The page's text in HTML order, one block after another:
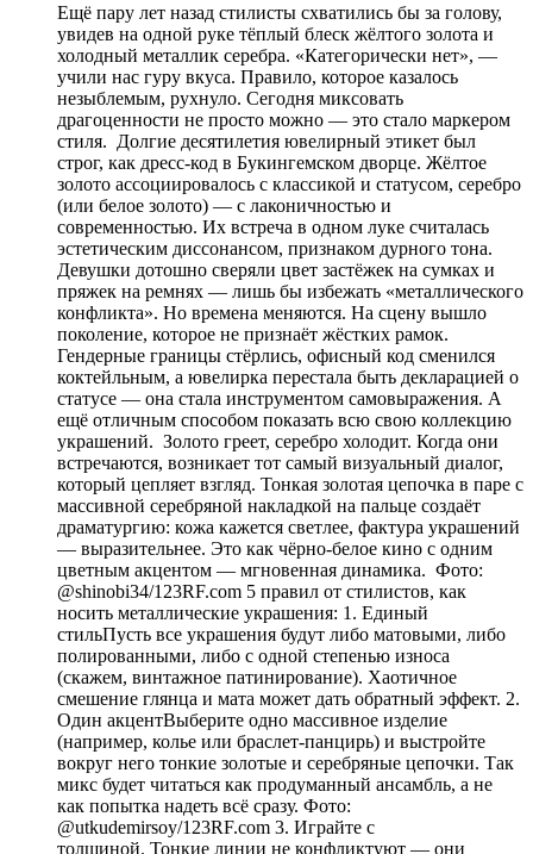
Ещё пару лет назад стилисты схватились бы за голову,
увидев на одной руке тёплый блеск жёлтого золота и
холодный металлик серебра. «Категорически нет», —
учили нас гуру вкуса. Правило, которое казалось
незыблемым, рухнуло. Сегодня миксовать
драгоценности не просто можно — это стало маркером
стиля. Долгие десятилетия ювелирный этикет был
строг, как дресс-код в Букингемском дворце. Жёлтое
золото ассоциировалось с классикой и статусом, серебро
(или белое золото) — с лаконичностью и
современностью. Их встреча в одном луке считалась
эстетическим диссонансом, признаком дурного тона.
Девушки дотошно сверяли цвет застёжек на сумках и
пряжек на ремнях — лишь бы избежать «металлического
конфликта». Но времена меняются. На сцену вышло
поколение, которое не признаёт жёстких рамок.
Гендерные границы стёрлись, офисный код сменился
коктейльным, а ювелирка перестала быть декларацией о
статусе — она стала инструментом самовыражения. А
ещё отличным способом показать всю свою коллекцию
украшений. Золото греет, серебро холодит. Когда они
встречаются, возникает тот самый визуальный диалог,
который цепляет взгляд. Тонкая золотая цепочка в паре с
массивной серебряной накладкой на пальце создаёт
драматургию: кожа кажется светлее, фактура украшений
— выразительнее. Это как чёрно-белое кино с одним
цветным акцентом — мгновенная динамика. Фото:
@shinobi34/123RF.com 5 правил от стилистов, как
носить металлические украшения: 1. Единый
стильПусть все украшения будут либо матовыми, либо
полированными, либо с одной степенью износа
(скажем, винтажное патинирование). Хаотичное
смешение глянца и мата может дать обратный эффект. 2.
Один акцентВыберите одно массивное изделие
(например, колье или браслет-панцирь) и выстройте
вокруг него тонкие золотые и серебряные цепочки. Так
микс будет читаться как продуманный ансамбль, а не
как попытка надеть всё сразу. Фото:
@utkudemirsoy/123RF.com 3. Играйте с
толщиной. Тонкие линии не конфликтуют — они